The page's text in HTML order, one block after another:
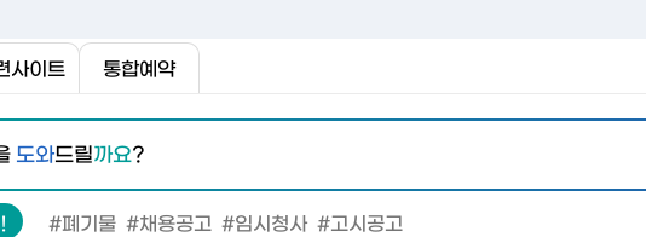
사이트 통합예약
도와드릴까요?
#폐기물 #채용공고 #임시청사 #고시공고